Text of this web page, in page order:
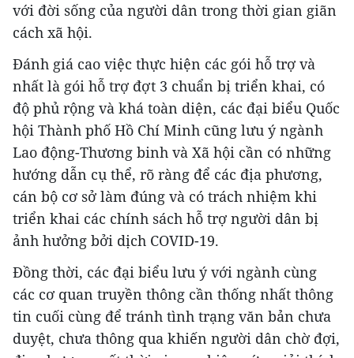
với đời sống của người dân trong thời gian giãn
cách xã hội.
Đánh giá cao việc thực hiện các gói hỗ trợ và
nhất là gói hỗ trợ đợt 3 chuẩn bị triển khai, có
độ phủ rộng và khá toàn diện, các đại biểu Quốc
hội Thành phố Hồ Chí Minh cũng lưu ý ngành
Lao động-Thương binh và Xã hội cần có những
hướng dẫn cụ thể, rõ ràng để các địa phương,
cán bộ cơ sở làm đúng và có trách nhiệm khi
triển khai các chính sách hỗ trợ người dân bị
ảnh hưởng bởi dịch COVID-19.
Đồng thời, các đại biểu lưu ý với ngành cùng
các cơ quan truyền thông cần thống nhất thông
tin cuối cùng để tránh tình trạng văn bản chưa
duyệt, chưa thông qua khiến người dân chờ đợi,